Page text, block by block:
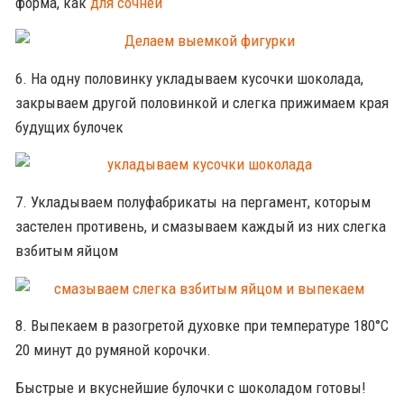
6. На одну половинку укладываем кусочки шоколада,
закрываем другой половинкой и слегка прижимаем края
будущих булочек
7. Укладываем полуфабрикаты на пергамент, которым
застелен противень, и смазываем каждый из них слегка
взбитым яйцом
8. Выпекаем в разогретой духовке при температуре 180°С
20 минут до румяной корочки.
Быстрые и вкуснейшие булочки с шоколадом готовы!